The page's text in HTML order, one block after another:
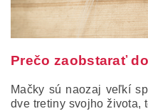
Prečo zaobstarať
Mačky sú naozaj veľkí
dve tretiny svojho života,